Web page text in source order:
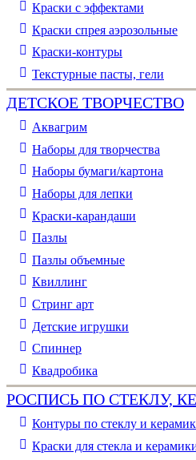
Краски с эффектами
Краски спрея аэрозольные
Краски-контуры
Текстурные пасты, гели
ДЕТСКОЕ ТВОРЧЕСТВО
Аквагрим
Наборы для творчества
Наборы бумаги/картона
Наборы для лепки
Краски-карандаши
Пазлы
Пазлы объемные
Квиллинг
Стринг арт
Детские игрушки
Спиннер
Квадробика
РОСПИСЬ ПО СТЕКЛУ,
Контуры по стеклу и
Краски для стекла и